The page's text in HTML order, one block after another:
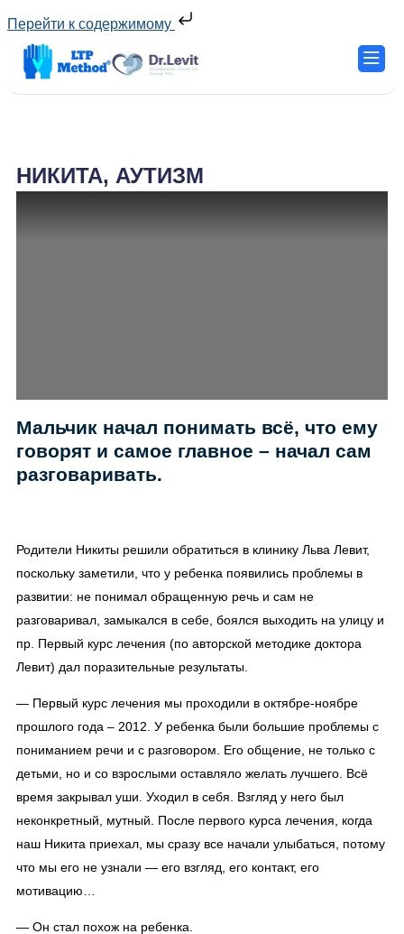
Перейти к содержимому
НИКИТА, АУТИЗМ
Мальчик начал понимать всё, что ему
говорят и самое главное – начал сам
разговаривать.
Родители Никиты решили обратиться в клинику Льва Левит,
поскольку заметили, что у ребенка появились проблемы в
развитии: не понимал обращенную речь и сам не
разговаривал, замыкался в себе, боялся выходить на улицу и
пр. Первый курс лечения (по авторской методике доктора
Левит) дал поразительные результаты.
— Первый курс лечения мы проходили в октябре-ноябре
прошлого года – 2012. У ребенка были большие проблемы с
пониманием речи и с разговором. Его общение, не только с
детьми, но и со взрослыми оставляло желать лучшего. Всё
время закрывал уши. Уходил в себя. Взгляд у него был
неконкретный, мутный. После первого курса лечения, когда
наш Никита приехал, мы сразу все начали улыбаться, потому
что мы его не узнали — его взгляд, его контакт, его
мотивацию…
— Он стал похож на ребенка.